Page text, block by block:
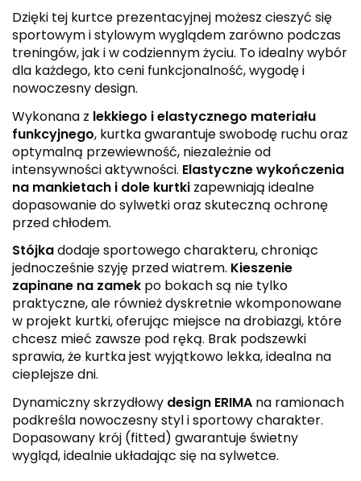
Dzięki tej kurtce prezentacyjnej możesz cieszyć się
sportowym i stylowym wyglądem zarówno podczas
treningów, jak i w codziennym życiu. To idealny wybór
dla każdego, kto ceni funkcjonalność, wygodę i
nowoczesny design.
Wykonana z lekkiego i elastycznego materiału
funkcyjnego, kurtka gwarantuje swobodę ruchu oraz
optymalną przewiewność, niezależnie od
intensywności aktywności. Elastyczne wykończenia
na mankietach i dole kurtki zapewniają idealne
dopasowanie do sylwetki oraz skuteczną ochronę
przed chłodem.
Stójkadodaje sportowego charakteru, chroniąc
jednocześnie szyję przed wiatrem. Kieszenie
zapinane na zamek po bokach są nie tylko
praktyczne, ale również dyskretnie wkomponowane
w projekt kurtki, oferując miejsce na drobiazgi, które
chcesz mieć zawsze pod ręką. Brak podszewki
sprawia, że kurtka jest wyjątkowo lekka, idealna na
cieplejsze dni.
Dynamiczny skrzydłowy design ERIMA na ramionach
podkreśla nowoczesny styl i sportowy charakter.
Dopasowany krój (fitted) gwarantuje świetny
wygląd, idealnie układając się na sylwetce.